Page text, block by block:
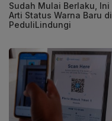
Sudah Mulai Berlaku, Ini
Arti Status Warna Baru di
PeduliLindungi